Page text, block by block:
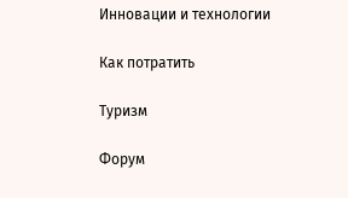
Инновации и технологии
Как потратить
Туризм
Форум